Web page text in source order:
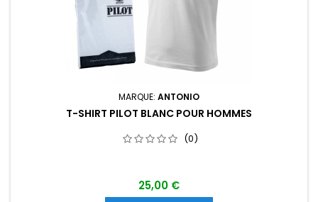
MARQUE: ANTONIO
T-SHIRT PILOT BLANC POUR HOMMES
(0)
25,00 €